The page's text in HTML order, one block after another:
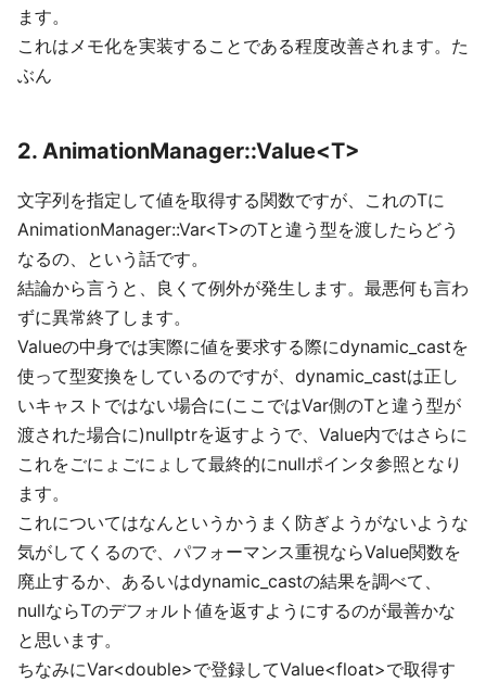
ます。
これはメモ化を実装することである程度改善されます。た
ぶん
2. AnimationManager::Value<T>
文字列を指定して値を取得する関数ですが、これのTに
AnimationManager::Var<T>のTと違う型を渡したらどう
なるの、という話です。
結論から言うと、良くて例外が発生します。最悪何も言わ
ずに異常終了します。
Valueの中身では実際に値を要求する際にdynamic_castを
使って型変換をしているのですが、dynamic_castは正し
いキャストではない場合に(ここではVar側のTと違う型が
渡された場合に)nullptrを返すようで、Value内ではさらに
これをごにょごにょして最終的にnullポインタ参照となり
ます。
これについてはなんというかうまく防ぎようがないような
気がしてくるので、パフォーマンス重視ならValue関数を
廃止するか、あるいはdynamic_castの結果を調べて、
nullならTのデフォルト値を返すようにするのが最善かな
と思います。
ちなみにVar<double>で登録してValue<float>で取得す